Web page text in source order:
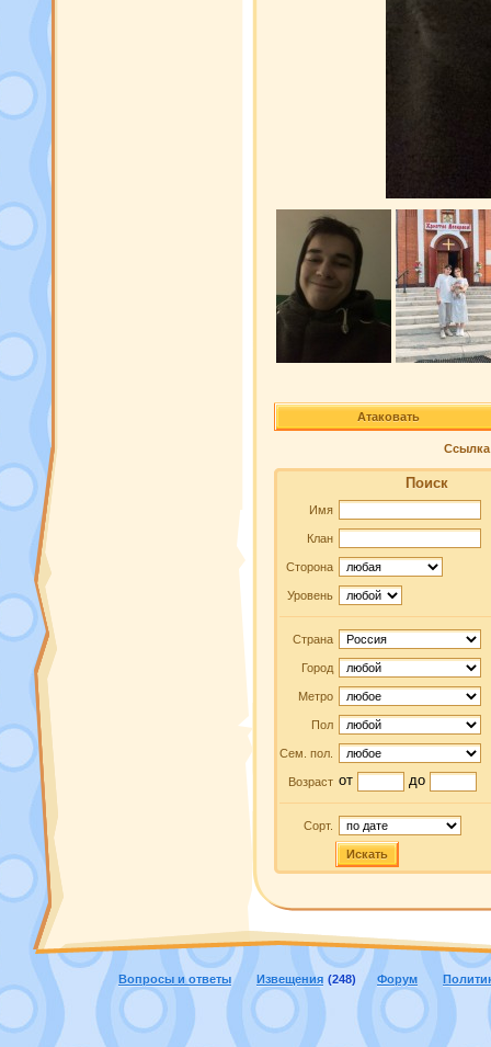
Атаковать
Ссылка
Поиск
Имя
Клан
Сторона
Уровень
Страна
Город
Метро
Пол
Сем. пол.
Возраст от до
Сорт.
Искать
Вопросы и ответы Извещения (248) Форум